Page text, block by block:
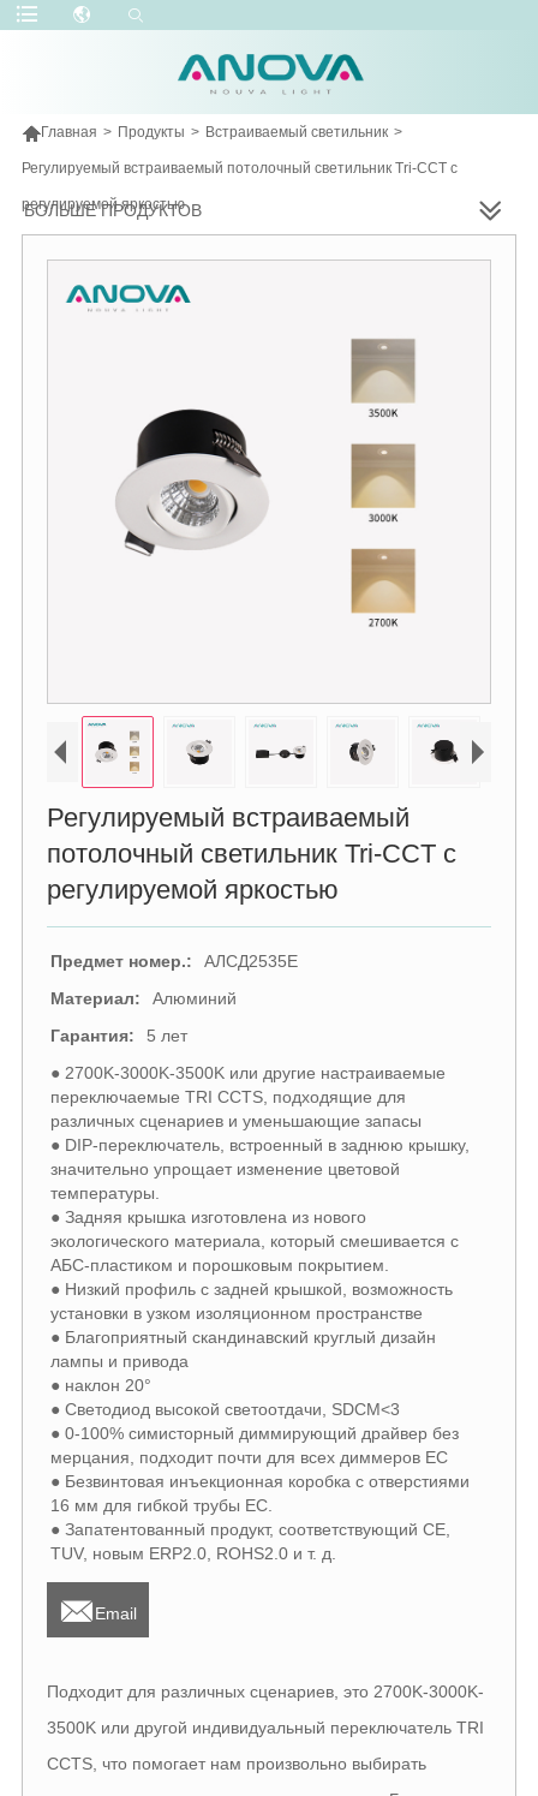
Главная > Продукты > Встраиваемый светильник >
Регулируемый встраиваемый потолочный светильник Tri-CCT с
регулируемой яркостью
БОЛЬШЕ ПРОДУКТОВ
Регулируемый встраиваемый
потолочный светильник Tri-CCT с
регулируемой яркостью
Предмет номер.:
АЛСД2535Е
Материал:
Алюминий
Гарантия:
5 лет
● 2700K-3000K-3500K или другие настраиваемые
переключаемые TRI CCTS, подходящие для
различных сценариев и уменьшающие запасы
● DIP-переключатель, встроенный в заднюю крышку,
значительно упрощает изменение цветовой
температуры.
● Задняя крышка изготовлена ​​из нового
экологического материала, который смешивается с
АБС-пластиком и порошковым покрытием.
● Низкий профиль с задней крышкой, возможность
установки в узком изоляционном пространстве
● Благоприятный скандинавский круглый дизайн
лампы и привода
● наклон 20°
● Светодиод высокой светоотдачи, SDCM<3
● 0-100% симисторный диммирующий драйвер без
мерцания, подходит почти для всех диммеров ЕС
● Безвинтовая инъекционная коробка с отверстиями
16 мм для гибкой трубы ЕС.
● Запатентованный продукт, соответствующий CE,
TUV, новым ERP2.0, ROHS2.0 и т. д.
Email
Подходит для различных сценариев, это 2700K-3000K-
3500K или другой индивидуальный переключатель TRI
CCTS, что помогает нам произвольно выбирать